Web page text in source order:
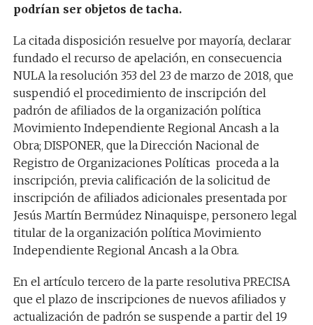
podrían ser objetos de tacha.
La citada disposición resuelve por mayoría, declarar
fundado el recurso de apelación, en consecuencia
NULA la resolución 353 del 23 de marzo de 2018, que
suspendió el procedimiento de inscripción del
padrón de afiliados de la organización política
Movimiento Independiente Regional Ancash a la
Obra; DISPONER, que la Dirección Nacional de
Registro de Organizaciones Políticas proceda a la
inscripción, previa calificación de la solicitud de
inscripción de afiliados adicionales presentada por
Jesús Martín Bermúdez Ninaquispe, personero legal
titular de la organización política Movimiento
Independiente Regional Ancash a la Obra.
En el artículo tercero de la parte resolutiva PRECISA
que el plazo de inscripciones de nuevos afiliados y
actualización de padrón se suspende a partir del 19